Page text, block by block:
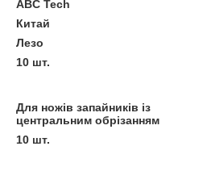
ABC Tech
Китай
Лезо
10 шт.
Для ножів запайників із
центральним обрізанням
10 шт.